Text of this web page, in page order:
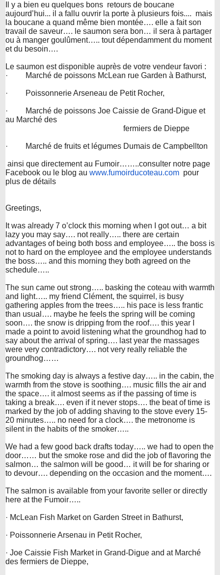
Il y a bien eu quelques bons retours de boucane
aujourd’hui... il a fallu ouvrir la porte à plusieurs fois.... mais
la boucane a quand même bien montée…. elle a fait son
travail de saveur…. le saumon sera bon… il sera à partager
ou à manger goulûment….. tout dépendamment du moment
et du besoin….
Le saumon est disponible auprès de votre vendeur favori :
· Marché de poissons McLean rue Garden à Bathurst,
· Poissonnerie Arseneau de Petit Rocher,
· Marché de poissons Joe Caissie de Grand-Digue et
au Marché des
fermiers de Dieppe
· Marché de fruits et légumes Dumais de Campbellton
ainsi que directement au Fumoir……..consulter notre page
Facebook ou le blog au www.fumoirducoteau.com pour
plus de détails
Greetings,
It was already 7 o’clock this morning when I got out… a bit
lazy you may say…. not really….. there are certain
advantages of being both boss and employee….. the boss is
not to hard on the employee and the employee understands
the boss….. and this morning they both agreed on the
schedule…..
The sun came out strong….. basking the coteau with warmth
and light….. my friend Clément, the squirrel , is busy
gathering apples from the trees….. his pace is less frantic
than usual…. maybe he feels the spring will be coming
soon…. the snow is dripping from the roof…. this year I
made a point to avoid listening what the groundhog had to
say about the arrival of spring…. last year the massages
were very contradictory…. not very really reliable the
groundhog……
The smoking day is always a festive day….. in the cabin, the
warmth from the stove is soothing…. music fills the air and
the space…. it almost seems as if the passing of time is
taking a break…. even if it never stops…. the beat of time is
marked by the job of adding shaving to the stove every 15-
20 minutes….. no need for a clock…. the metronome is
silent in the habits of the smoker…..
We had a few good back drafts today….. we had to open the
door…… but the smoke rose and did the job of flavoring the
salmon… the salmon will be good… it will be for sharing or
to devour…. depending on the occasion and the moment….
The salmon is available from your favorite seller or directly
here at the Fumoir…..
· McLean Fish Market on Garden Street in Bathurst,
· Poissonnerie Arsenau in Petit Rocher,
· Joe Caissie Fish Market in Grand-Digue and at Marché
des fermiers de Dieppe,